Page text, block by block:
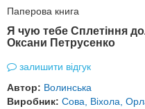
Паперова книга
Я чую тебе Сплетіння
Оксани Петрусенко
залишити відгук
Автор: Волинська
Виробник: Сова, Віхола,